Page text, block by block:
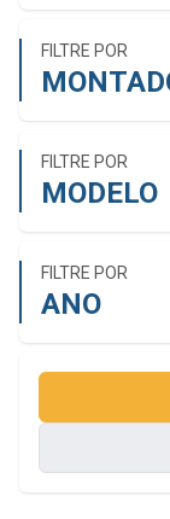
FILTRE POR
FILTRE POR
MODELO
FILTRE POR
ANO